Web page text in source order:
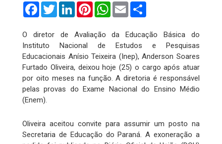
FacebookTwitterLinkedInPinterestWhatsApp
Email
O diretor de Avaliação da Educação Básica do
Instituto Nacional de Estudos e Pesquisas
Educacionais Anísio Teixeira (Inep), Anderson Soares
Furtado Oliveira, deixou hoje (25) o cargo após atuar
por oito meses na função. A diretoria é responsável
pelas provas do Exame Nacional do Ensino Médio
(Enem).
Oliveira aceitou convite para assumir um posto na
Secretaria de Educação do Paraná. A exoneração a